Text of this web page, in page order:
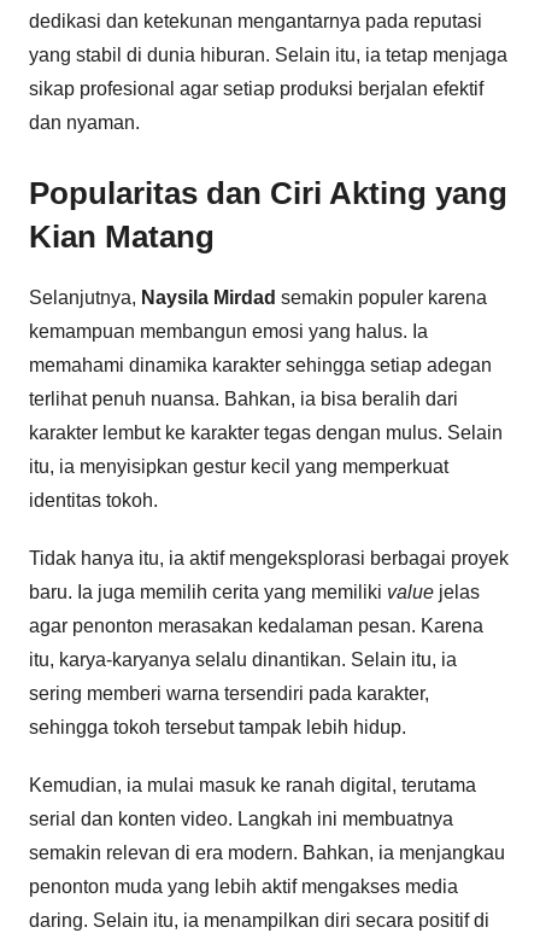
dedikasi dan ketekunan mengantarnya pada reputasi
yang stabil di dunia hiburan. Selain itu, ia tetap menjaga
sikap profesional agar setiap produksi berjalan efektif
dan nyaman.
Popularitas dan Ciri Akting yang
Kian Matang
Selanjutnya, Naysila Mirdad semakin populer karena
kemampuan membangun emosi yang halus. Ia
memahami dinamika karakter sehingga setiap adegan
terlihat penuh nuansa. Bahkan, ia bisa beralih dari
karakter lembut ke karakter tegas dengan mulus. Selain
itu, ia menyisipkan gestur kecil yang memperkuat
identitas tokoh.
Tidak hanya itu, ia aktif mengeksplorasi berbagai proyek
baru. Ia juga memilih cerita yang memiliki value jelas
agar penonton merasakan kedalaman pesan. Karena
itu, karya-karyanya selalu dinantikan. Selain itu, ia
sering memberi warna tersendiri pada karakter,
sehingga tokoh tersebut tampak lebih hidup.
Kemudian, ia mulai masuk ke ranah digital, terutama
serial dan konten video. Langkah ini membuatnya
semakin relevan di era modern. Bahkan, ia menjangkau
penonton muda yang lebih aktif mengakses media
daring. Selain itu, ia menampilkan diri secara positif di